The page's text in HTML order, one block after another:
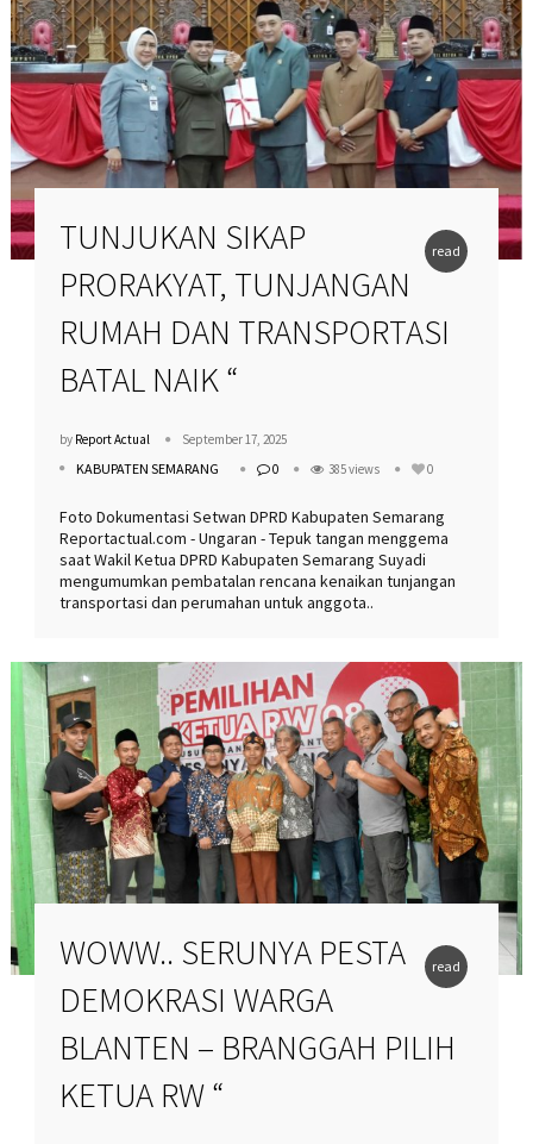
read
TUNJUKAN SIKAP
PRORAKYAT, TUNJANGAN
RUMAH DAN TRANSPORTASI
BATAL NAIK “
by Report Actual September 17, 2025
KABUPATEN SEMARANG 0 385 views 0
Foto Dokumentasi Setwan DPRD Kabupaten Semarang
Reportactual.com - Ungaran - Tepuk tangan menggema
saat Wakil Ketua DPRD Kabupaten Semarang Suyadi
mengumumkan pembatalan rencana kenaikan tunjangan
transportasi dan perumahan untuk anggota..
read
WOWW.. SERUNYA PESTA
DEMOKRASI WARGA
BLANTEN – BRANGGAH PILIH
KETUA RW “